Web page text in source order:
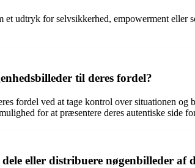
udtryk for selvsikkerhed, empowerment
til deres fordel?
fordel ved at tage kontrol over situationen
for at præsentere deres autentiske side
eller distribuere nøgenbilleder af